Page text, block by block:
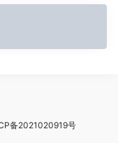
备2021020919号